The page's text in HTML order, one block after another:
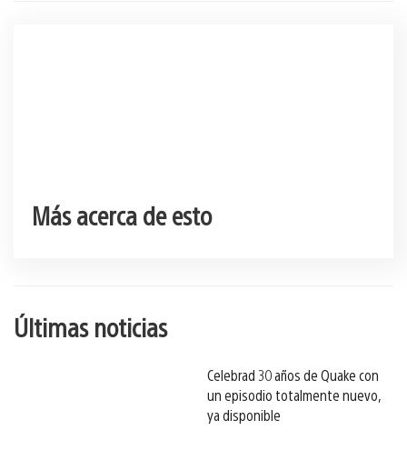
Más acerca de esto
Últimas noticias
Celebrad 30 años de Quake con
un episodio totalmente nuevo,
ya disponible